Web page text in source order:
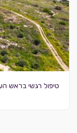
טיפול רגשי בראש